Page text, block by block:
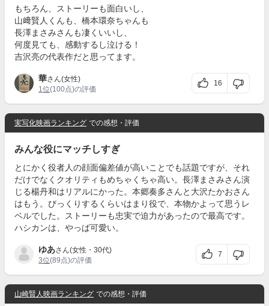
もちろん、ストーリーも面白いし、
山﨑賢人くんも、橋本環奈ちゃんも
長澤まさみさんも凄くいいし、
何度見ても、感動するし泣ける！
吉沢亮の代表作だと思ってます。
華さん(女性)
1位(100点)の評価
16
実写化映画ランキング での感想・評価
みんな役にマッチしすぎ
とにかく役者人の顔面偏差値が高いことでも話題ですが、それ
だけでなくクオリティもめちゃくちゃ高い。長澤まさみさん演
じる楊丹和はリアルにかった。本郷奏多さんと大沢たかおさん
はもう。びっくりするくらいはまり役で、本物かよって思うレ
ベルでした。ストーリーも忠実で迫力があったので最高です。
ハシカンは、やっぱ可愛い。
ゆあさん(女性・30代)
3位(89点)の評価
7
山崎賢人映画ランキング での感想・評価